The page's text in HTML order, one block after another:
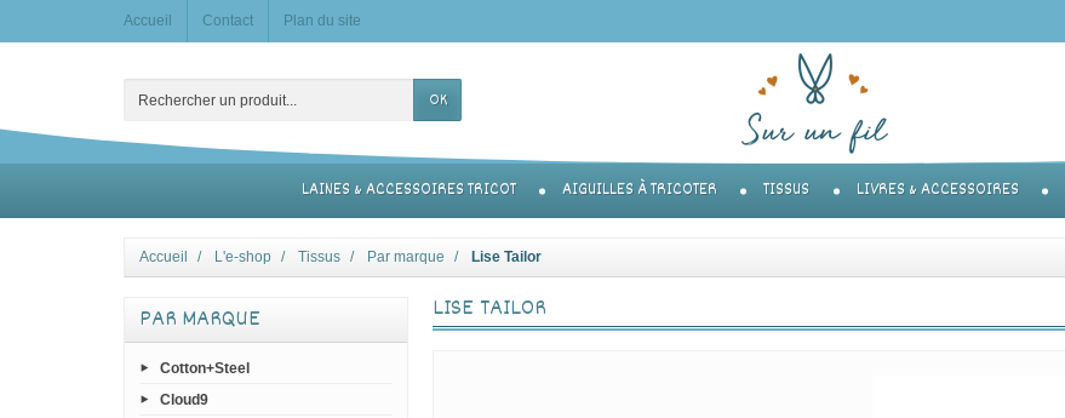
Accueil Contact Plan du site
OK
LAINES & ACCESSOIRES TRICOT AIGUILLES À TRICOTER TISSUS LIVRES & ACCESSOIRES
Accueil L'e-shop Tissus Par marque Lise Tailor
PAR MARQUE
Cotton+Steel
Cloud9
LISE TAILOR